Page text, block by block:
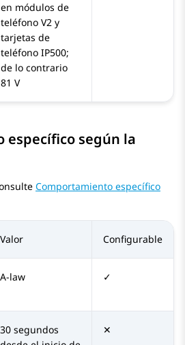
en módulos de
teléfono V2 y
tarjetas de
teléfono IP500;
de lo contrario
81 V
específico según la
Comportamiento específico
Valor Configurable
A-law ✓
30 segundos
✕